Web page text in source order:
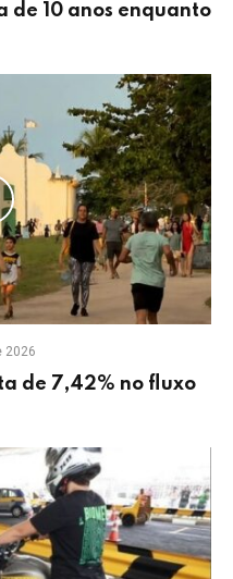
de 10 anos enquanto
2026
de 7,42% no fluxo